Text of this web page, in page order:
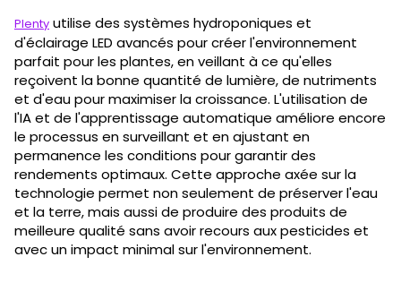
Plenty utilise des systèmes hydroponiques et
d'éclairage LED avancés pour créer l'environnement
parfait pour les plantes, en veillant à ce qu'elles
reçoivent la bonne quantité de lumière, de nutriments
et d'eau pour maximiser la croissance. L'utilisation de
l'IA et de l'apprentissage automatique améliore encore
le processus en surveillant et en ajustant en
permanence les conditions pour garantir des
rendements optimaux. Cette approche axée sur la
technologie permet non seulement de préserver l'eau
et la terre, mais aussi de produire des produits de
meilleure qualité sans avoir recours aux pesticides et
avec un impact minimal sur l'environnement.